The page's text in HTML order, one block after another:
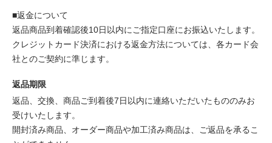
■返金について
返品商品到着確認後10日以内にご指定口座にお振込いたします。
クレジットカード決済における返金方法については、各カード会
社とのご契約に準じます。
返品期限
返品、交換、商品ご到着後7日以内に連絡いただいたもののみお
受けいたします。
開封済み商品、オーダー商品や加工済み商品は、ご返品を承るこ